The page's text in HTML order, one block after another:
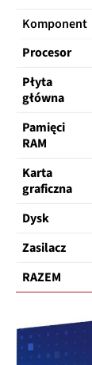
Komponent
Procesor
Płyta
główna
Pamięci
RAM
Karta
graficzna
Dysk
Zasilacz
RAZEM